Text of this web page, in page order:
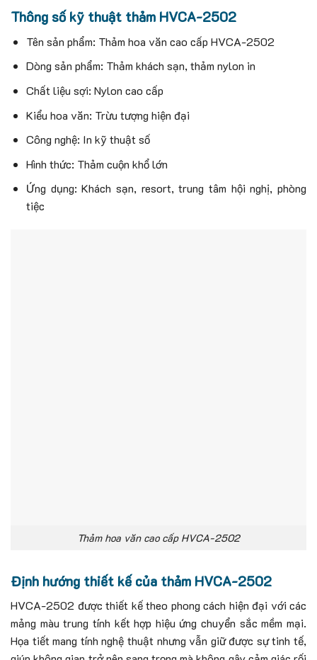
Thông số kỹ thuật thảm HVCA-2502
Tên sản phẩm: Thảm hoa văn cao cấp HVCA-2502
Dòng sản phẩm: Thảm khách sạn, thảm nylon in
Chất liệu sợi: Nylon cao cấp
Kiểu hoa văn: Trừu tượng hiện đại
Công nghệ: In kỹ thuật số
Hình thức: Thảm cuộn khổ lớn
Ứng dụng: Khách sạn, resort, trung tâm hội nghị, phòng
tiệc
Thảm hoa văn cao cấp HVCA-2502
Định hướng thiết kế của thảm HVCA-2502
HVCA-2502 được thiết kế theo phong cách hiện đại với các
mảng màu trung tính kết hợp hiệu ứng chuyển sắc mềm mại.
Họa tiết mang tính nghệ thuật nhưng vẫn giữ được sự tinh tế,